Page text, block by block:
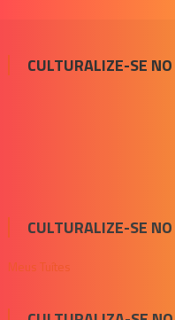
CULTURALIZE-SE
CULTURALIZE-SE
Meus Tuítes